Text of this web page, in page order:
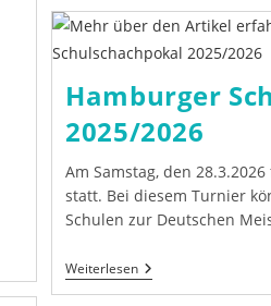
Trainer
Hamburger
2025/2026
Am Samstag, den
statt. Bei diesem Turnier
Schulen zur Deutschen
WeiterlesenHamburger
Schulschachpokal